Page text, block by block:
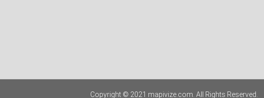
Copyright © 2021 mapivize.com. All Rights Reserved.